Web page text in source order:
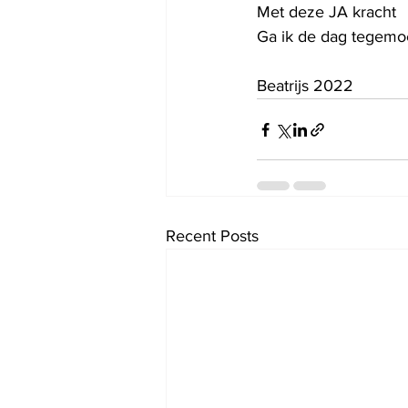
Met deze JA kracht
Ga ik de dag
Beatrijs 2022
Recent Posts